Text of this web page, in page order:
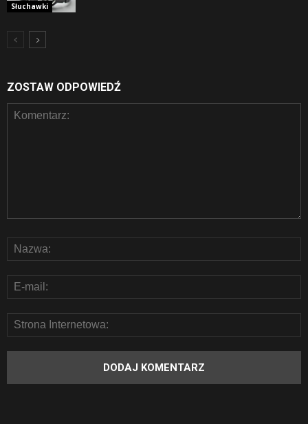
Słuchawki
ZOSTAW ODPOWIEDŹ